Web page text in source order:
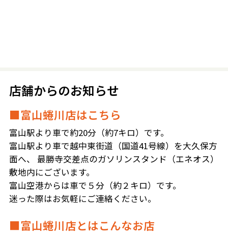
店舗からのお知らせ
■富山蜷川店はこちら
富山駅より車で約20分（約7キロ）です。
富山駅より車で越中東街道（国道41号線）を大久保方
面へ、 最勝寺交差点のガソリンスタンド（エネオス）
敷地内にございます。
富山空港からは車で５分（約２キロ）です。
迷った際はお気軽にご連絡ください。
■富山蜷川店とはこんなお店